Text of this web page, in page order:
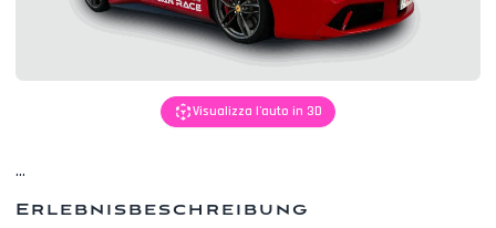
Visualizza l'auto in 3D
...
Erlebnisbeschreibung